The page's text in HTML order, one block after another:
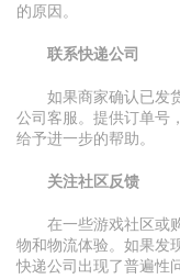
的原因。
联系快递公司
如果商家确认已发
公司客服。提供订单号
给予进一步的帮助。
关注社区反馈
在一些游戏社区或
物和物流体验。如果发
快递公司出现了普遍性